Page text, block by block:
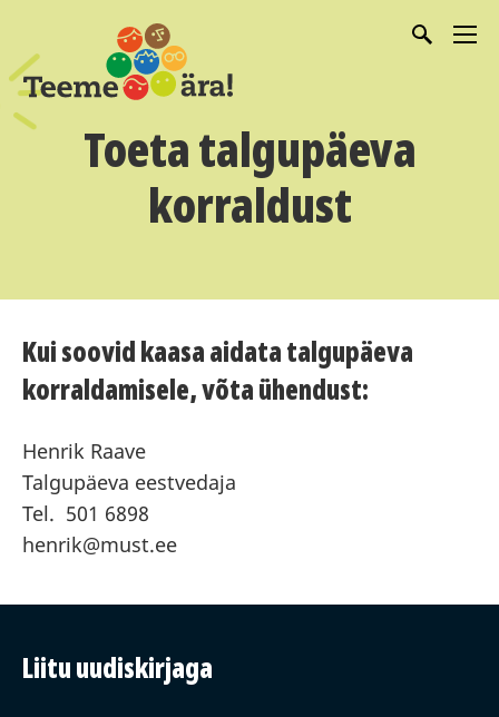
Toeta talgupäeva
korraldust
Kui soovid kaasa aidata talgupäeva
korraldamisele, võta ühendust:
Henrik Raave
Talgupäeva eestvedaja
Tel. 501 6898
henrik@must.ee
Liitu uudiskirjaga